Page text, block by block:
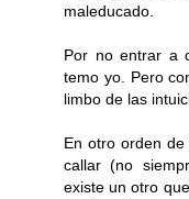
maleducado.
Por no entrar a
temo yo. Pero
limbo de las
En otro orden
callar (no
existe un otro